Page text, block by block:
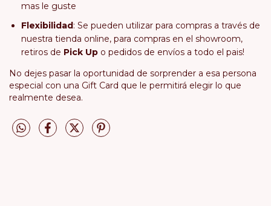
mas le guste
Flexibilidad : Se pueden utilizar para compras a través de
nuestra tienda online, para compras en el showroom,
retiros de Pick Up o pedidos de envíos a todo el pais!
No dejes pasar la oportunidad de sorprender a esa persona
especial con una Gift Card que le permitirá elegir lo que
realmente desea.